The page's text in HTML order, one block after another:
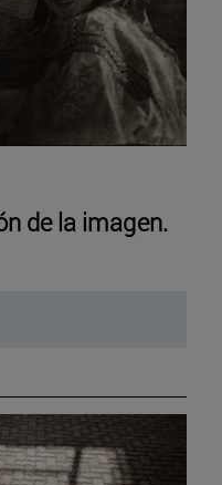
de la imagen.